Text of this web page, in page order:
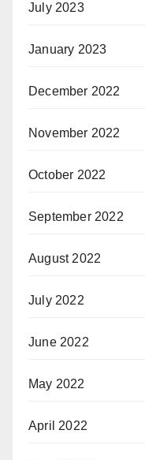
July 2023
January 2023
December 2022
November 2022
October 2022
September 2022
August 2022
July 2022
June 2022
May 2022
April 2022